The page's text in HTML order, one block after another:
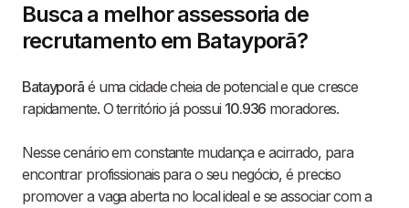
Busca a melhor assessoria de
recrutamento em Batayporã?
Batayporã é uma cidade cheia de potencial e que cresce
rapidamente. O território já possui 10.936 moradores.
Nesse cenário em constante mudança e acirrado, para
encontrar profissionais para o seu negócio, é preciso
promover a vaga aberta no local ideal e se associar com a